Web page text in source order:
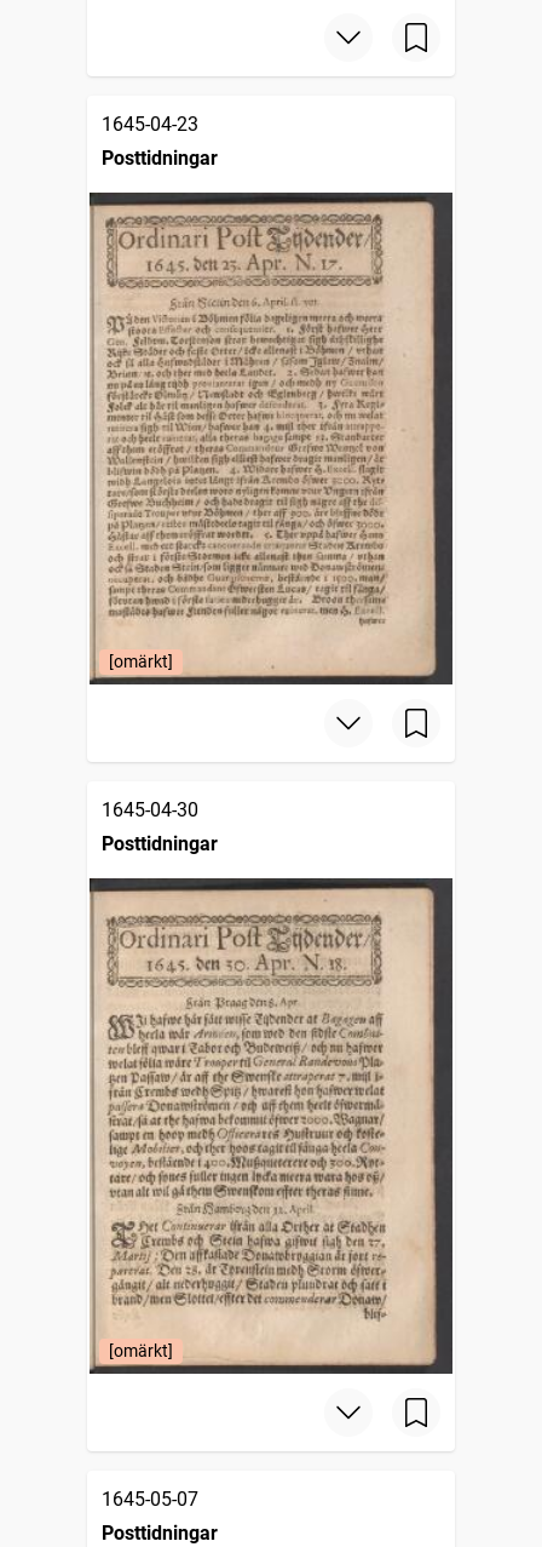
1645-04-23
Posttidningar
[omärkt]
1645-04-30
Posttidningar
[omärkt]
1645-05-07
Posttidningar